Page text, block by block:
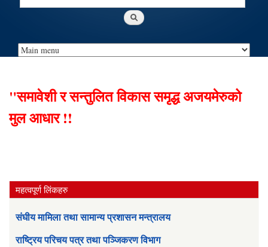
"समावेशी र सन्तुलित विकास समृद्ध अजयमेरुको
मुल आधार !!
महत्वपूर्ण लिंकहरु
संघीय मामिला तथा सामान्य प्रशासन मन्त्रालय
राष्ट्रिय परिचय पत्र तथा पञ्जिकरण विभाग